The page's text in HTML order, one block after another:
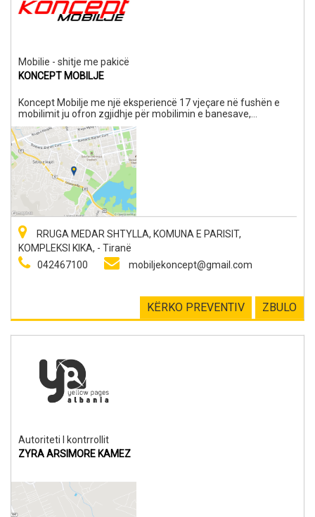
Mobilie - shitje me pakicë
KONCEPT MOBILJE
Koncept Mobilje me një eksperiencë 17 vjeçare në fushën e
mobilimit ju ofron zgjidhje për mobilimin e banesave,
ambienteve të punës (zyra), lokaleve si dhe institucioneve të
ndryshme. Me një gamë të gjëre produktesh importi por dhe
prodhime të dizenjuara nga ne me porosi, Koncept Mobilje ju
ofron cilësi të lartë të produkteve, standart bashkëkohor dhe
vlera estetike. Jemi gjithmonë shumë kërkues ndaj cilësise që
ju ofrojmë dhe korrekt me afatet.
RRUGA MEDAR SHTYLLA, KOMUNA E PARISIT,
KOMPLEKSI KIKA, - Tiranë
042467100
mobiljekoncept@gmail.com
ZBULO
KËRKO PREVENTIV
Autoriteti I kontrrollit
ZYRA ARSIMORE KAMEZ